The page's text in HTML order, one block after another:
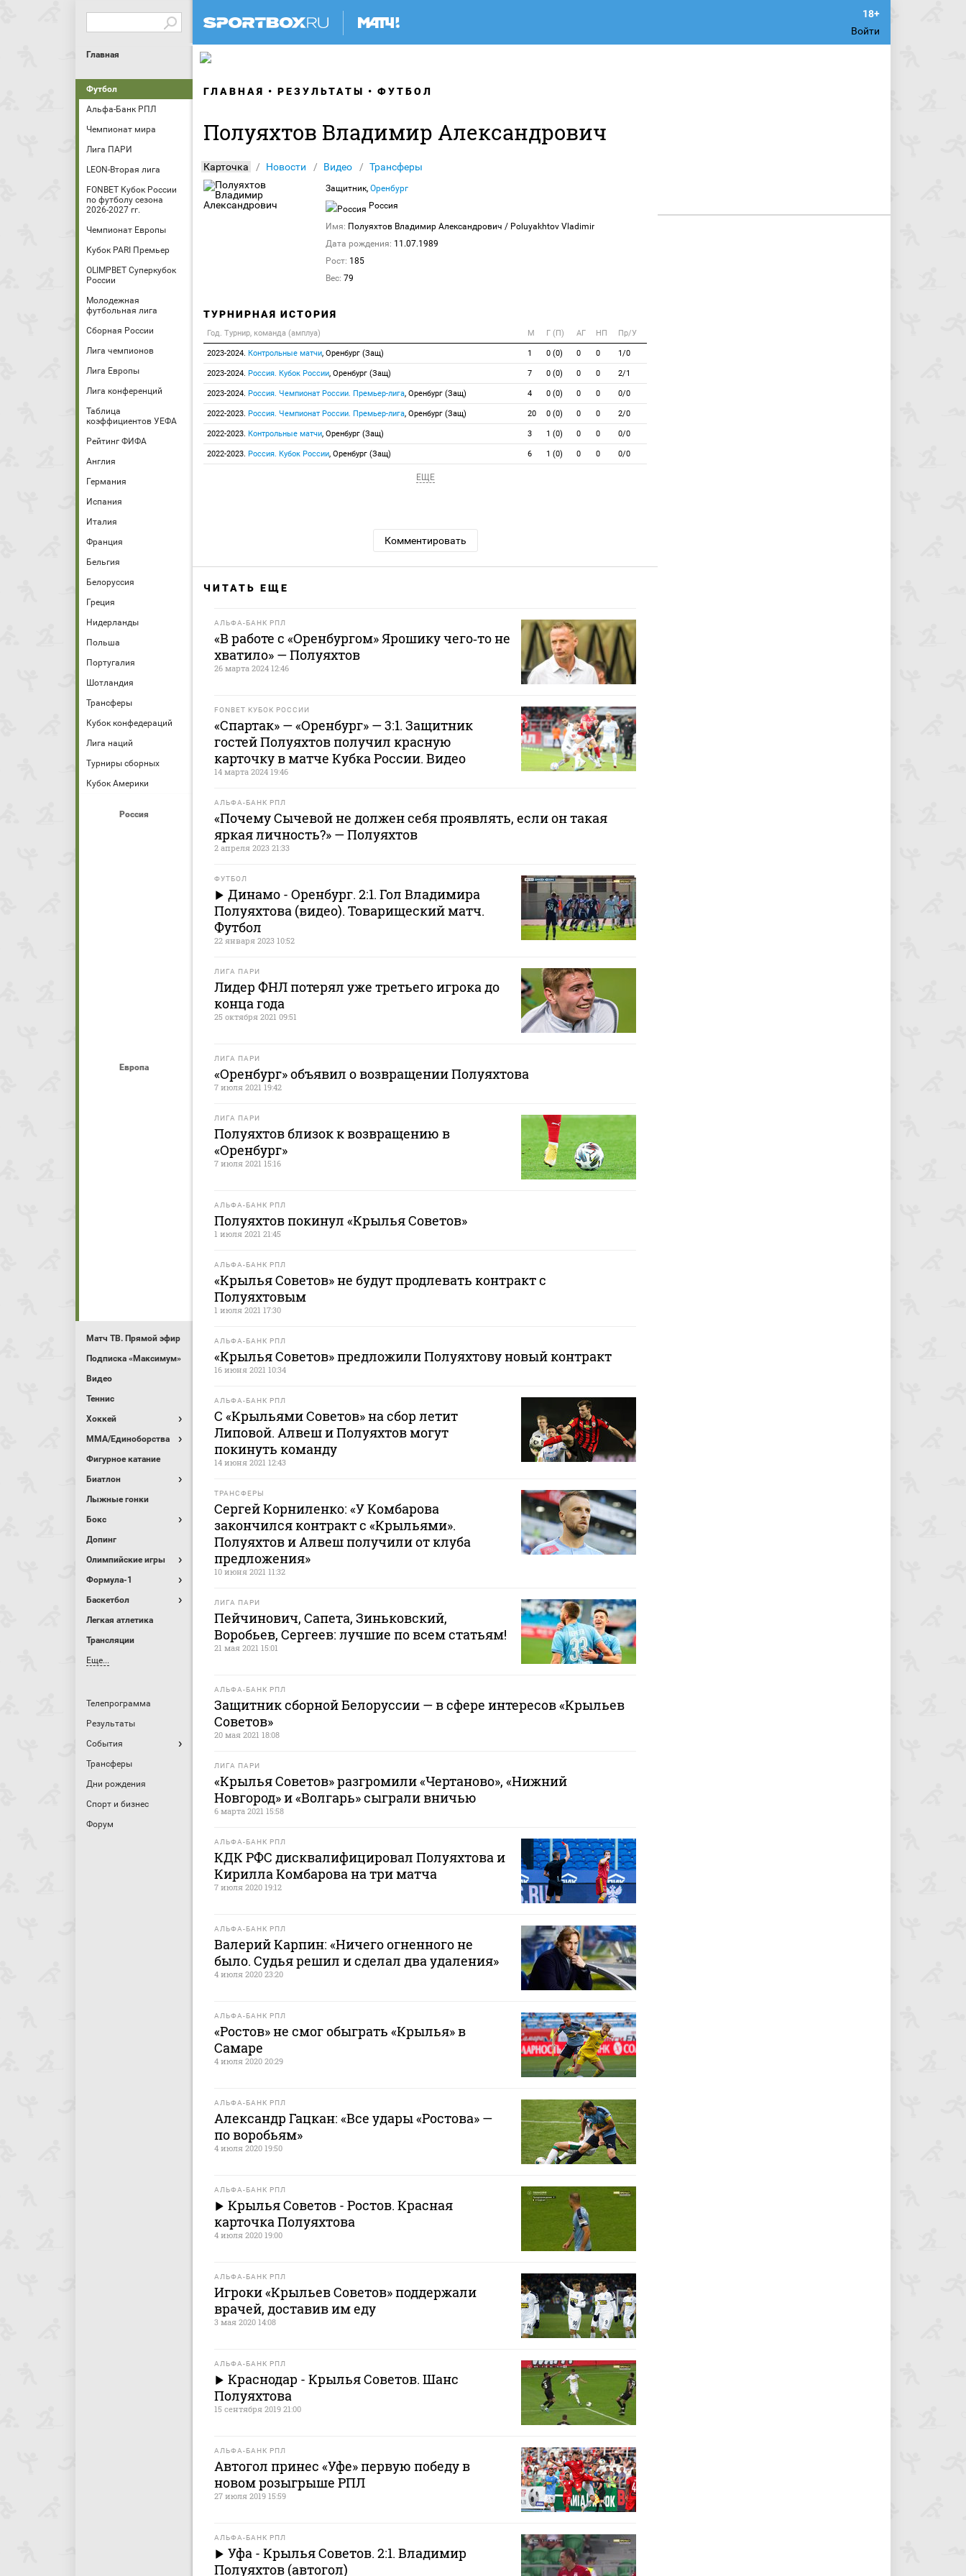
Войти
Главная
Футбол
Альфа-Банк РПЛ
Чемпионат мира
Лига ПАРИ
LEON-Вторая лига
FONBET Кубок России
по футболу сезона
2026-2027 гг.
Чемпионат Европы
Кубок PARI Премьер
OLIMPBET Суперкубок
России
Молодежная
футбольная лига
Сборная России
Лига чемпионов
Лига Европы
Лига конференций
Таблица
коэффициентов УЕФА
Рейтинг ФИФА
Англия
Германия
Испания
Италия
Франция
Бельгия
Белоруссия
Греция
Нидерланды
Польша
Португалия
Шотландия
Трансферы
Кубок конфедераций
Лига наций
Турниры сборных
Кубок Америки
Россия
Европа
Матч ТВ. Прямой эфир
Подписка «Максимум»
Видео
Теннис
Хоккей
MMA/Единоборства
Фигурное катание
Биатлон
Лыжные гонки
Бокс
Допинг
Олимпийские игры
Формула-1
Баскетбол
Легкая атлетика
Трансляции
Еще...
Телепрограмма
Результаты
События
Трансферы
Дни рождения
Спорт и бизнес
Форум
ГЛАВНАЯ РЕЗУЛЬТАТЫ ФУТБОЛ
Полуяхтов Владимир Александрович
Карточка Новости Видео Трансферы
Защитник, Оренбург
Россия
Имя: Полуяхтов Владимир Александрович / Poluyakhtov Vladimir
Дата рождения: 11.07.1989
Рост: 185
Вес: 79
ТУРНИРНАЯ ИСТОРИЯ
Год. Турнир, команда (амплуа) М Г (П) АГ НП Пр/У
2023-2024. Контрольные матчи, Оренбург (Защ) 1 0 (0) 0 0 1/0
2023-2024. Россия. Кубок России, Оренбург (Защ) 7 0 (0) 0 0 2/1
2023-2024. Россия. Чемпионат России. Премьер-лига, Оренбург (Защ) 4 0 (0) 0 0 0/0
2022-2023. Россия. Чемпионат России. Премьер-лига, Оренбург (Защ) 20 0 (0) 0 0 2/0
2022-2023. Контрольные матчи, Оренбург (Защ) 3 1 (0) 0 0 0/0
2022-2023. Россия. Кубок России, Оренбург (Защ) 6 1 (0) 0 0 0/0
ЕЩЕ
Комментировать
ЧИТАТЬ ЕЩЕ
АЛЬФА-БАНК РПЛ
«В работе с «Оренбургом» Ярошику чего‑то не
хватило» — Полуяхтов
26 марта 2024 12:46
FONBET КУБОК РОССИИ
«Спартак» — «Оренбург» — 3:1. Защитник
гостей Полуяхтов получил красную
карточку в матче Кубка России. Видео
14 марта 2024 19:46
АЛЬФА-БАНК РПЛ
«Почему Сычевой не должен себя проявлять, если он такая
яркая личность?» — Полуяхтов
2 апреля 2023 21:33
ФУТБОЛ
Динамо - Оренбург. 2:1. Гол Владимира
Полуяхтова (видео). Товарищеский матч.
Футбол
22 января 2023 10:52
ЛИГА ПАРИ
Лидер ФНЛ потерял уже третьего игрока до
конца года
25 октября 2021 09:51
ЛИГА ПАРИ
«Оренбург» объявил о возвращении Полуяхтова
7 июля 2021 19:42
ЛИГА ПАРИ
Полуяхтов близок к возвращению в
«Оренбург»
7 июля 2021 15:16
АЛЬФА-БАНК РПЛ
Полуяхтов покинул «Крылья Советов»
1 июля 2021 21:45
АЛЬФА-БАНК РПЛ
«Крылья Советов» не будут продлевать контракт с
Полуяхтовым
1 июля 2021 17:30
АЛЬФА-БАНК РПЛ
«Крылья Советов» предложили Полуяхтову новый контракт
16 июня 2021 10:34
АЛЬФА-БАНК РПЛ
С «Крыльями Советов» на сбор летит
Липовой. Алвеш и Полуяхтов могут
покинуть команду
14 июня 2021 12:43
ТРАНСФЕРЫ
Сергей Корниленко: «У Комбарова
закончился контракт с «Крыльями».
Полуяхтов и Алвеш получили от клуба
предложения»
10 июня 2021 11:32
ЛИГА ПАРИ
Пейчинович, Сапета, Зиньковский,
Воробьев, Сергеев: лучшие по всем статьям!
21 мая 2021 15:01
АЛЬФА-БАНК РПЛ
Защитник сборной Белоруссии — в сфере интересов «Крыльев
Советов»
20 мая 2021 18:08
ЛИГА ПАРИ
«Крылья Советов» разгромили «Чертаново», «Нижний
Новгород» и «Волгарь» сыграли вничью
6 марта 2021 15:58
АЛЬФА-БАНК РПЛ
КДК РФС дисквалифицировал Полуяхтова и
Кирилла Комбарова на три матча
7 июля 2020 19:12
АЛЬФА-БАНК РПЛ
Валерий Карпин: «Ничего огненного не
было. Судья решил и сделал два удаления»
4 июля 2020 23:20
АЛЬФА-БАНК РПЛ
«Ростов» не смог обыграть «Крылья» в
Самаре
4 июля 2020 20:29
АЛЬФА-БАНК РПЛ
Александр Гацкан: «Все удары «Ростова» —
по воробьям»
4 июля 2020 19:50
АЛЬФА-БАНК РПЛ
Крылья Советов - Ростов. Красная
карточка Полуяхтова
4 июля 2020 19:00
АЛЬФА-БАНК РПЛ
Игроки «Крыльев Советов» поддержали
врачей, доставив им еду
3 мая 2020 14:08
АЛЬФА-БАНК РПЛ
Краснодар - Крылья Советов. Шанс
Полуяхтова
15 сентября 2019 21:00
АЛЬФА-БАНК РПЛ
Автогол принес «Уфе» первую победу в
новом розыгрыше РПЛ
27 июля 2019 15:59
АЛЬФА-БАНК РПЛ
Уфа - Крылья Советов. 2:1. Владимир
Полуяхтов (автогол)